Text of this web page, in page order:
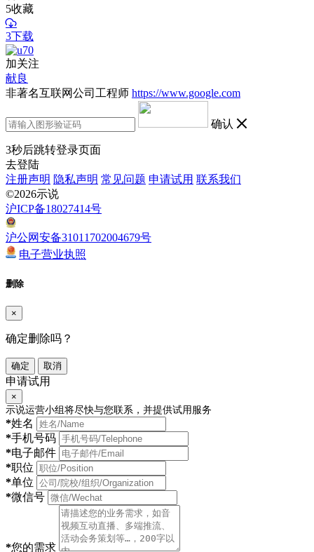
5收藏
3下载
加关注
献良
非著名互联网公司工程师 https://www.google.com
确认
3秒后跳转登录页面
去登陆
注册声明 隐私声明 常见问题 申请试用 联系我们
©2026示说
沪ICP备18027414号
沪公网安备31011702004679号
电子营业执照
删除
×
确定删除吗？
确定 取消
申请试用
×
示说运营小组将尽快与您联系，并提供试用服务
*姓名
*手机号码
*电子邮件
*职位
*单位
*微信号
*您的需求